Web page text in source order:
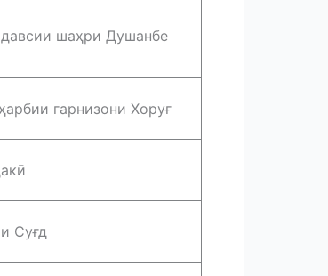
шаҳри Душанбе
гарнизони Хоруғ
Суғд